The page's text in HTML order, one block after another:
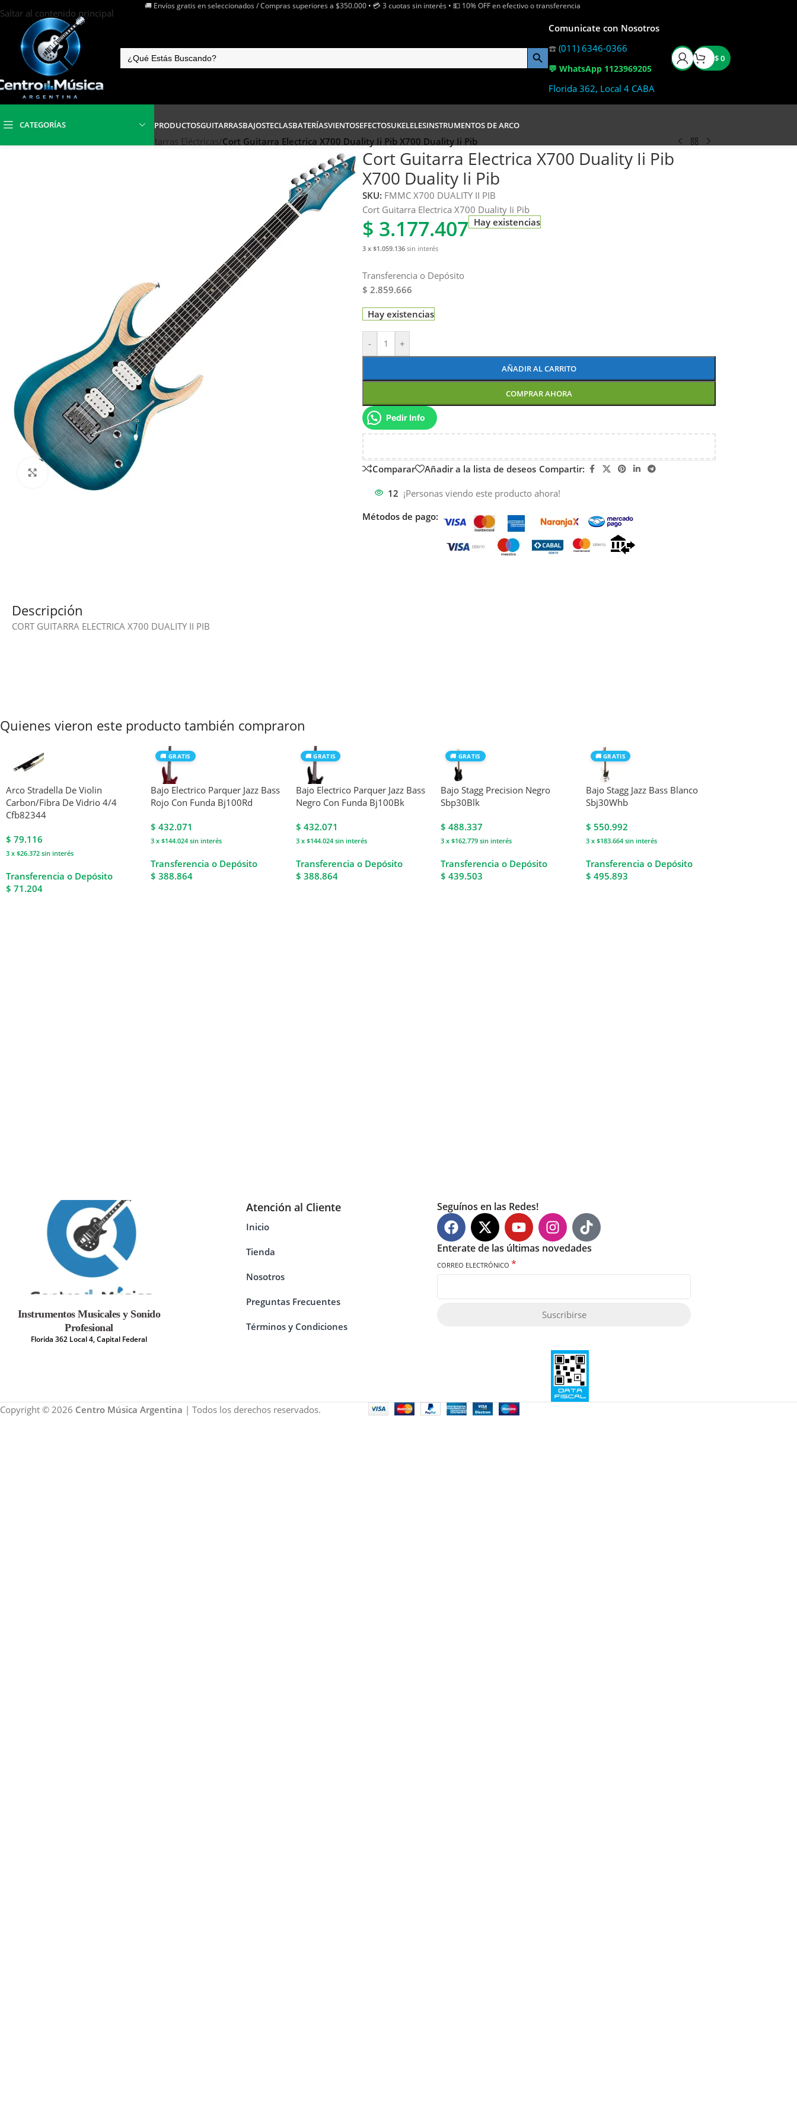
Saltar al contenido principal
🚚 Envíos gratis en seleccionados / Compras superiores a $350.000 • 💳 3 cuotas sin interés • 💵 10% OFF en efectivo o transferencia
Comunicate con Nosotros
☎️ (011) 6346-0366
💬 WhatsApp 1123969205
Florida 362, Local 4 CABA
$0
CATEGORÍAS PRODUCTOSGUITARRASBAJOSTECLASBATERÍASVIENTOSEFECTOSUKELELESINSTRUMENTOS DE ARCO
Guitarras Eléctricas/Cort Guitarra Electrica X700 Duality Ii Pib X700 Duality Ii Pib
Haga clic para ampliar
Cort Guitarra Electrica X700 Duality Ii Pib
X700 Duality Ii Pib
SKU: FMMC X700 DUALITY II PIB
Cort Guitarra Electrica X700 Duality Ii Pib
$ 3.177.407
3 x $1.059.136 sin interés
Transferencia o Depósito
$ 2.859.666
Hay existencias
Hay existencias
- +
AÑADIR AL CARRITO
COMPRAR AHORA
Pedir Info
Comparar Añadir a la lista de deseos Compartir:
12 ¡Personas viendo este producto ahora!
Métodos de pago:
Descripción
CORT GUITARRA ELECTRICA X700 DUALITY II PIB
Quienes vieron este producto también compraron
Arco Stradella De Violin
Carbon/Fibra De Vidrio 4/4
Cfb82344
$ 79.116
3 x $26.372 sin interés
Transferencia o Depósito
$ 71.204
🚚 GRATIS
Bajo Electrico Parquer Jazz Bass
Rojo Con Funda Bj100Rd
$ 432.071
3 x $144.024 sin interés
Transferencia o Depósito
$ 388.864
🚚 GRATIS
Bajo Electrico Parquer Jazz Bass
Negro Con Funda Bj100Bk
$ 432.071
3 x $144.024sin interés
Transferencia o Depósito
$ 388.864
🚚 GRATIS
Bajo Stagg Precision Negro
Sbp30Blk
$ 488.337
3 x $162.779 sin interés
Transferencia o Depósito
$ 439.503
🚚 GRATIS
Bajo Stagg Jazz Bass Blanco
Sbj30Whb
$ 550.992
3 x $183.664sin interés
Transferencia o Depósito
$ 495.893
Instrumentos Musicales y Sonido
Profesional
Florida 362 Local 4, Capital Federal
Atención al Cliente
Inicio
Tienda
Nosotros
Preguntas Frecuentes
Términos y Condiciones
Seguínos en las Redes!
Enterate de las últimas novedades
CORREO ELECTRÓNICO *
Suscribirse
Copyright © 2026 Centro Música Argentina | Todos los derechos reservados.